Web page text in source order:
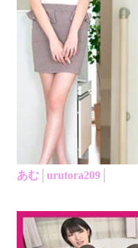
あむ│urutora209│